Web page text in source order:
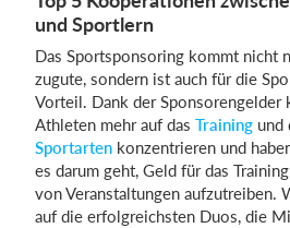
und Sportlern
Das Sportsponsoring kommt nicht
zugute, sondern ist auch für die
Vorteil. Dank der Sponsorengelder
Athleten mehr auf das Training und
Sportarten konzentrieren und
es darum geht, Geld für das
von Veranstaltungen aufzutreiben.
auf die erfolgreichsten Duos, die